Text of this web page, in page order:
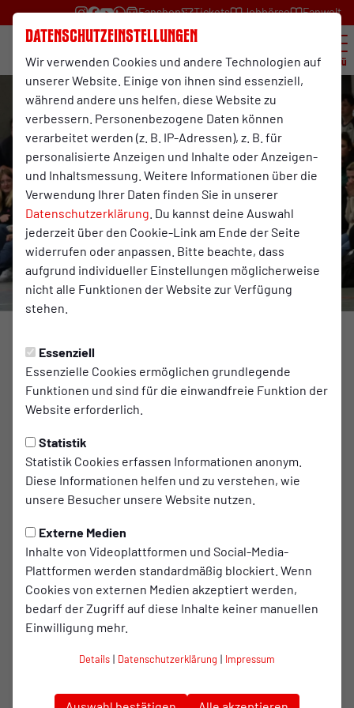
Datenschutzeinstellungen
Wir verwenden Cookies und andere Technologien auf
unserer Website. Einige von ihnen sind essenziell,
während andere uns helfen, diese Website zu
verbessern. Personenbezogene Daten können
verarbeitet werden (z. B. IP-Adressen), z. B. für
personalisierte Anzeigen und Inhalte oder Anzeigen-
und Inhaltsmessung. Weitere Informationen über die
Verwendung Ihrer Daten finden Sie in unserer
Datenschutzerklärung . Du kannst deine Auswahl
jederzeit über den Cookie-Link am Ende der Seite
widerrufen oder anpassen. Bitte beachte, dass
aufgrund individueller Einstellungen möglicherweise
nicht alle Funktionen der Website zur Verfügung
stehen.
Essenziell
Essenzielle Cookies ermöglichen grundlegende
Funktionen und sind für die einwandfreie Funktion der
Website erforderlich.
Statistik
Statistik Cookies erfassen Informationen anonym.
Diese Informationen helfen und zu verstehen, wie
unsere Besucher unsere Website nutzen.
Externe Medien
Inhalte von Videoplattformen und Social-Media-
Plattformen werden standardmäßig blockiert. Wenn
Cookies von externen Medien akzeptiert werden,
bedarf der Zugriff auf diese Inhalte keiner manuellen
Einwilligung mehr.
Details | Datenschutzerklärung | Impressum
Fanshop Tickets Jobbörse Fanwelt
Menü
Handballer haben letztes
Endspurt für die Handballer von Rot-Weiß
Oberhausen! Als Tabellenführer gehen die Rot-
Weißen in die letzten zwei Ligaspiele. Den Anfang
macht das Heimspiel gegen den SV Neukirchen am
Samstag(9. Mai, 17:30 Uhr) in der Willy-Jürissen-
Halle.
Nach den Siegen in den Spitzenspielen gegen TB
Oberhausen und den Alstadener TuS bezwangen die Rot-
Weißen zuletzt auch die HSG Wesel (35:28) und den TV